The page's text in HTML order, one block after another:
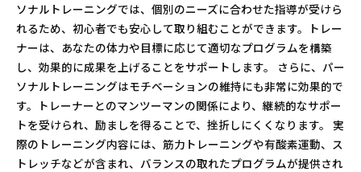
ソナルトレーニングでは、個別のニーズに合わせた指導が受けら
れるため、初心者でも安心して取り組むことができます。トレー
ナーは、あなたの体力や目標に応じて適切なプログラムを構築
し、効果的に成果を上げることをサポートします。 さらに、パー
ソナルトレーニングはモチベーションの維持にも非常に効果的で
す。トレーナーとのマンツーマンの関係により、継続的なサポー
トを受けられ、励ましを得ることで、挫折しにくくなります。 実
際のトレーニング内容には、筋力トレーニングや有酸素運動、ス
トレッチなどが含まれ、バランスの取れたプログラムが提供され